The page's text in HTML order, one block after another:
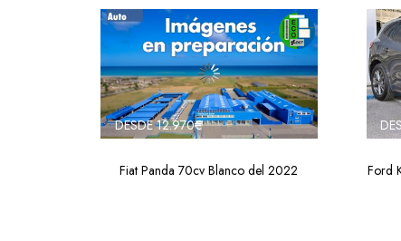
DESDE 12.970€
Fiat Panda 70cv Blanco del 2022 Ford